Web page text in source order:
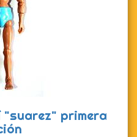
"suarez" primera